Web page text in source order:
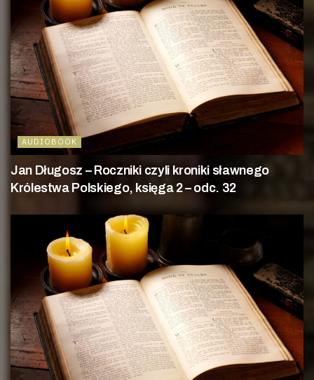
AUDIOBOOK
Jan Długosz – Roczniki czyli kroniki sławnego
Królestwa Polskiego, księga 2 – odc. 32